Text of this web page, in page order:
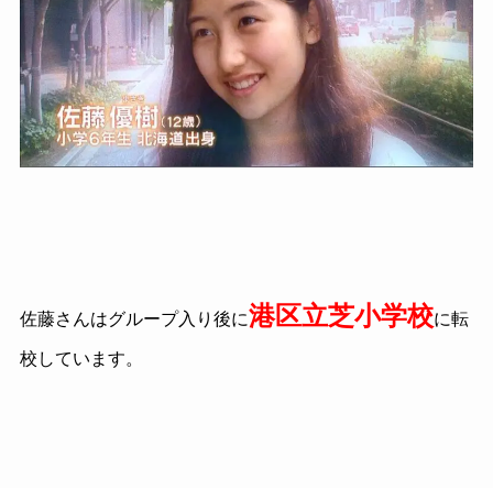
佐藤さんはグループ入り後に港区立芝小学校に転
校しています。